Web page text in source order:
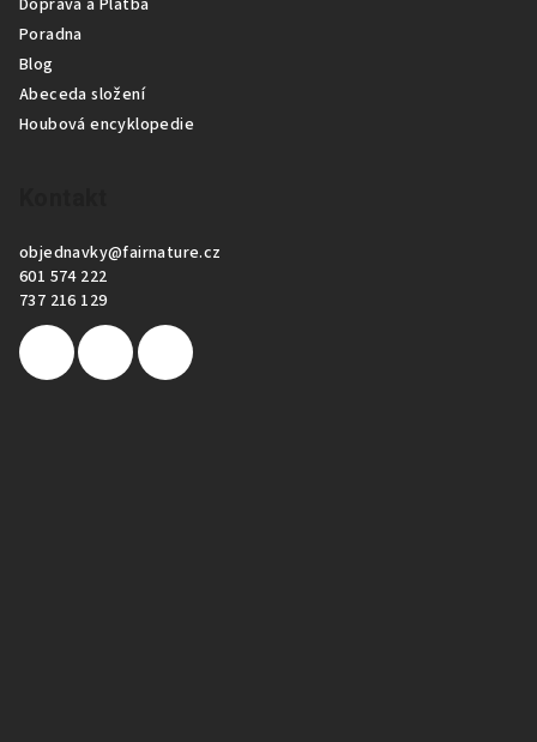
Poradna
Blog
Abeceda složení
Houbová encyklopedie
objednavky@fairnature.cz
601 574 222
737 216 129